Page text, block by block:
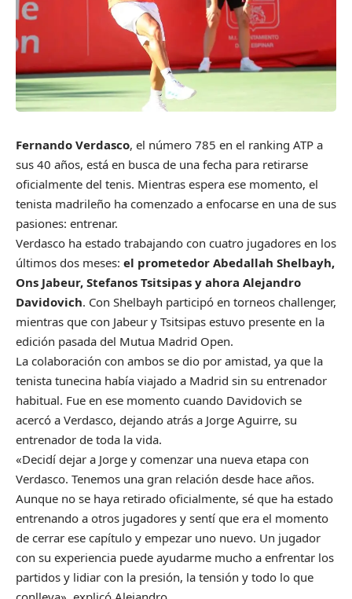
Fernando Verdasco, el número 785 en el ranking ATP a
sus 40 años, está en busca de una fecha para retirarse
oficialmente del tenis. Mientras espera ese momento, el
tenista madrileño ha comenzado a enfocarse en una de sus
pasiones: entrenar.
Verdasco ha estado trabajando con cuatro jugadores en los
últimos dos meses: el prometedor Abedallah Shelbayh,
Ons Jabeur, Stefanos Tsitsipas y ahora Alejandro
Davidovich. Con Shelbayh participó en torneos challenger,
mientras que con Jabeur y Tsitsipas estuvo presente en la
edición pasada del Mutua Madrid Open.
La colaboración con ambos se dio por amistad, ya que la
tenista tunecina había viajado a Madrid sin su entrenador
habitual. Fue en ese momento cuando Davidovich se
acercó a Verdasco, dejando atrás a Jorge Aguirre, su
entrenador de toda la vida.
«Decidí dejar a Jorge y comenzar una nueva etapa con
Verdasco. Tenemos una gran relación desde hace años.
Aunque no se haya retirado oficialmente, sé que ha estado
entrenando a otros jugadores y sentí que era el momento
de cerrar ese capítulo y empezar uno nuevo. Un jugador
con su experiencia puede ayudarme mucho a enfrentar los
partidos y lidiar con la presión, la tensión y todo lo que